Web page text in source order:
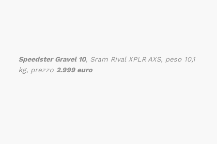
Speedster Gravel 10, Sram Rival XPLR AXS, peso 10,1
kg, prezzo 2.999 euro